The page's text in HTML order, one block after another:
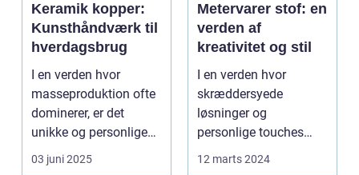
Keramik kopper:
Kunsthåndværk til
hverdagsbrug
I en verden hvor
masseproduktion ofte
dominerer, er det
unikke og personlige
håndværk so...
03 juni 2025
Metervarer stof: en
verden af
kreativitet og stil
I en verden hvor
skræddersyede
løsninger og
personlige touches
betyder mere og mere,
12 marts 2024